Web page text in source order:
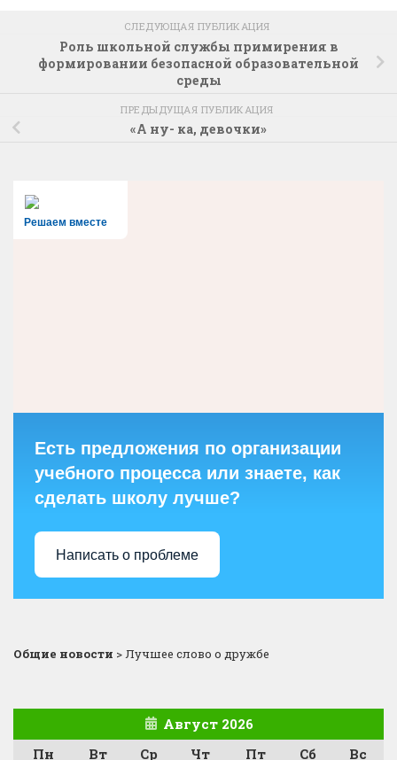
СЛЕДУЮЩАЯ ПУБЛИКАЦИЯ
Роль школьной службы примирения в
формировании безопасной образовательной
среды
ПРЕДЫДУЩАЯ ПУБЛИКАЦИЯ
«А ну- ка, девочки»
Решаем вместе
Есть предложения по организации
учебного процесса или знаете, как
сделать школу лучше?
Написать о проблеме
Общие новости >Лучшее слово о дружбе
Август 2026
Пн
Вт Ср Чт Пт Сб Вс